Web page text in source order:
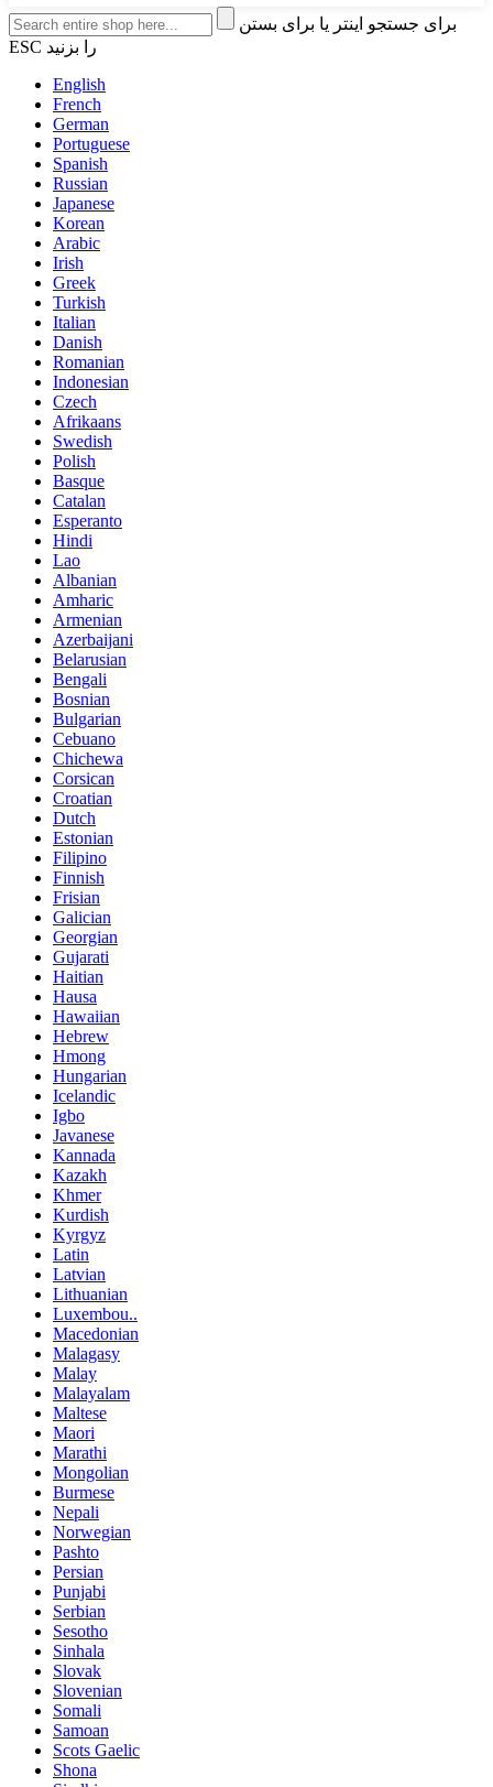
برای جستجو اینتر یا برای بستن
ESC را بزنید
English
French
German
Portuguese
Spanish
Russian
Japanese
Korean
Arabic
Irish
Greek
Turkish
Italian
Danish
Romanian
Indonesian
Czech
Afrikaans
Swedish
Polish
Basque
Catalan
Esperanto
Hindi
Lao
Albanian
Amharic
Armenian
Azerbaijani
Belarusian
Bengali
Bosnian
Bulgarian
Cebuano
Chichewa
Corsican
Croatian
Dutch
Estonian
Filipino
Finnish
Frisian
Galician
Georgian
Gujarati
Haitian
Hausa
Hawaiian
Hebrew
Hmong
Hungarian
Icelandic
Igbo
Javanese
Kannada
Kazakh
Khmer
Kurdish
Kyrgyz
Latin
Latvian
Lithuanian
Luxembou..
Macedonian
Malagasy
Malay
Malayalam
Maltese
Maori
Marathi
Mongolian
Burmese
Nepali
Norwegian
Pashto
Persian
Punjabi
Serbian
Sesotho
Sinhala
Slovak
Slovenian
Somali
Samoan
Scots Gaelic
Shona